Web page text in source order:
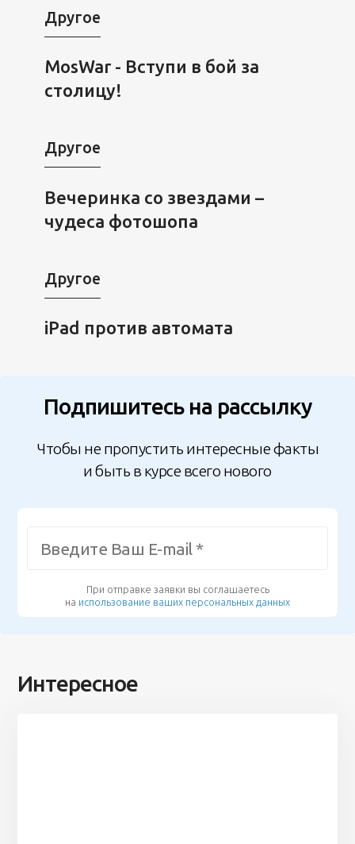
Другое
MosWar - Вступи в бой за
столицу!
Другое
Вечеринка со звездами –
чудеса фотошопа
Другое
iPad против автомата
Подпишитесь на рассылку
Чтобы не пропустить интересные факты
и быть в курсе всего нового
При отправке заявки вы соглашаетесь
на использование ваших персональных данных
Интересное